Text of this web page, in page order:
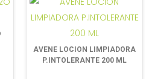
AVENE LOCION LIMPIADORA
P.INTOLERANTE 200 ML